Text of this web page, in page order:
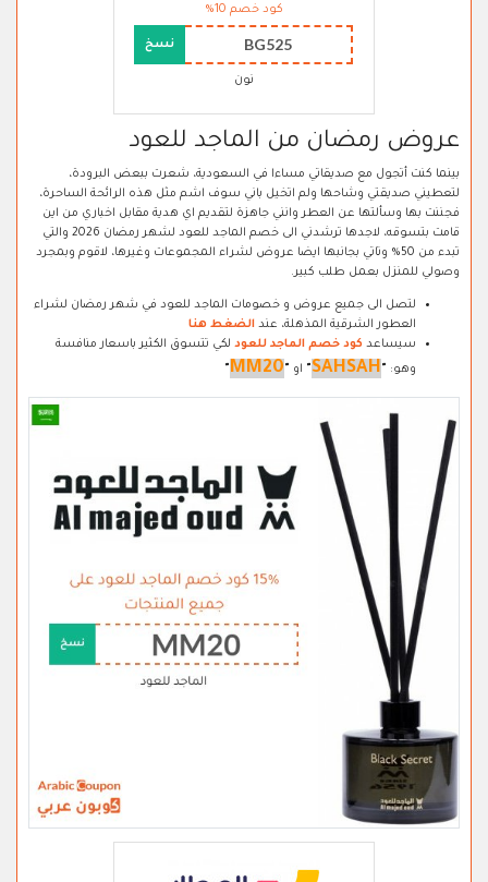
كود خصم 10%
BG525 نسخ
نون
عروض رمضان من الماجد للعود
بينما كنت أتجول مع صديقاتي مساءا في السعودية، شعرت ببعض البرودة،
لتعطيني صديقتي وشاحها ولم اتخيل باني سوف اشم مثل هذه الرائحة الساحرة،
فجننت بها وسألتها عن العطر وانني جاهزة لتقديم اي هدية مقابل اخباري من اين
قامت بتسوقه، لاجدها ترشدني الى خصم الماجد للعود لشهر رمضان 2026 والتي
تبدء من 50% وتاتي بجانبها ايضا عروض لشراء المجموعات وغيرها، لاقوم وبمجرد
وصولي للمنزل بعمل طلب كبير.
لتصل الى جميع عروض و خصومات الماجد للعود في شهر رمضان لشراء
العطور الشرقية المذهلة، عند الضغط هنا
سيساعد كود خصم الماجد للعود لكي تتسوق الكثير باسعار منافسة
وهو: "
SAHSAH
" او "
MM20
"